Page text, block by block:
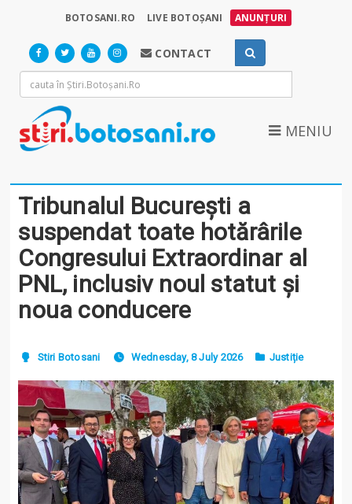
BOTOSANI.RO LIVE BOTOȘANI ANUNȚURI
CONTACT
MENIU
Tribunalul București a
suspendat toate hotărârile
Congresului Extraordinar al
PNL, inclusiv noul statut și
noua conducere
Stiri Botosani Wednesday, 8 July 2026 Justiție